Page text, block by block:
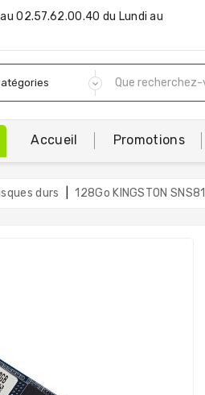
au 02.57.62.00.40 du Lundi au
Accueil Promotions
durs 128Go KINGSTON